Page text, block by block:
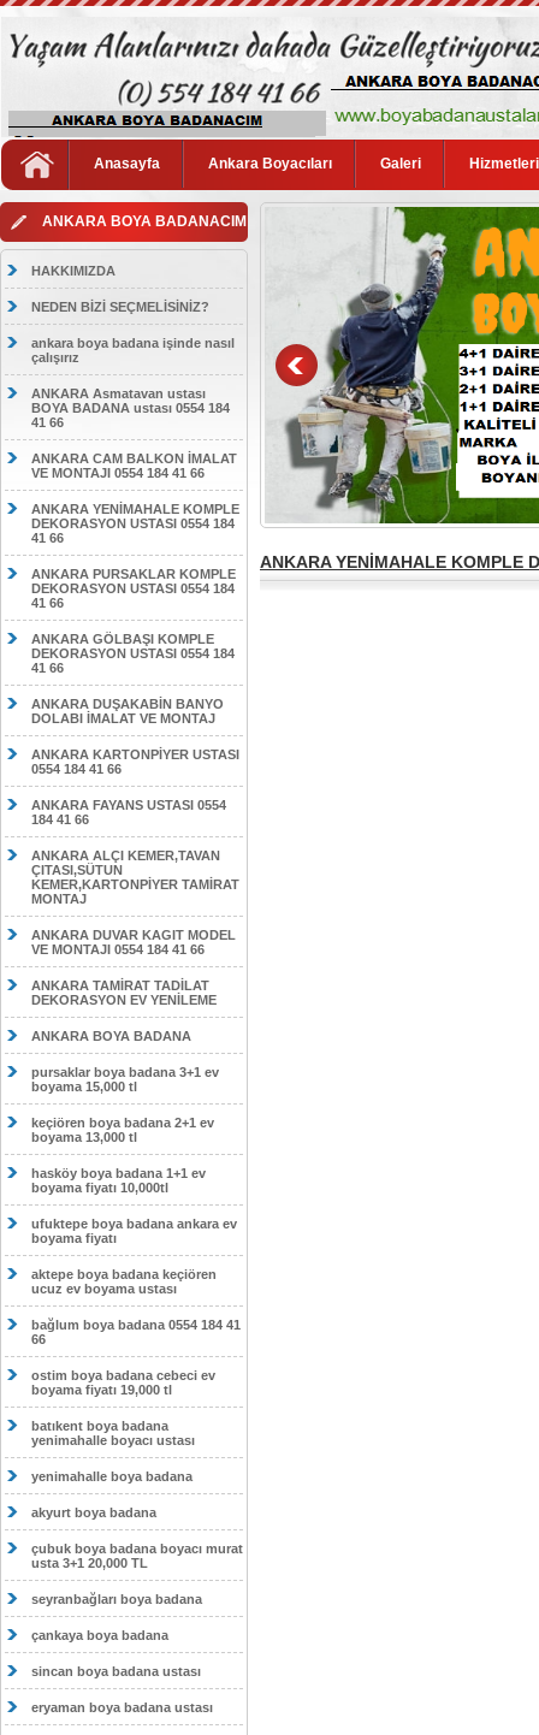
Anasayfa Ankara Boyacıları Galeri
ANKARA BOYA BADANACIM
HAKKIMIZDA
NEDEN BİZİ SEÇMELİSİNİZ?
ankara boya badana işinde nasıl
çalışırız
ANKARA Asmatavan ustası
BOYA BADANA ustası 0554 184
41 66
ANKARA CAM BALKON İMALAT
VE MONTAJI 0554 184 41 66
ANKARA YENİMAHALE KOMPLE
DEKORASYON USTASI 0554 184
41 66
ANKARA PURSAKLAR KOMPLE
DEKORASYON USTASI 0554 184
41 66
ANKARA GÖLBAŞI KOMPLE
DEKORASYON USTASI 0554 184
41 66
ANKARA DUŞAKABİN BANYO
DOLABI İMALAT VE MONTAJ
ANKARA KARTONPİYER USTASI
0554 184 41 66
ANKARA FAYANS USTASI 0554
184 41 66
ANKARA ALÇI KEMER,TAVAN
ÇITASI,SÜTUN
KEMER,KARTONPİYER TAMİRAT
MONTAJ
ANKARA DUVAR KAGIT MODEL
VE MONTAJI 0554 184 41 66
ANKARA TAMİRAT TADİLAT
DEKORASYON EV YENİLEME
ANKARA BOYA BADANA
pursaklar boya badana 3+1 ev
boyama 15,000 tl
keçiören boya badana 2+1 ev
boyama 13,000 tl
hasköy boya badana 1+1 ev
boyama fiyatı 10,000tl
ufuktepe boya badana ankara ev
boyama fiyatı
aktepe boya badana keçiören
ucuz ev boyama ustası
bağlum boya badana 0554 184 41
66
ostim boya badana cebeci ev
boyama fiyatı 19,000 tl
batıkent boya badana
yenimahalle boyacı ustası
yenimahalle boya badana
akyurt boya badana
çubuk boya badana boyacı murat
usta 3+1 20,000 TL
seyranbağları boya badana
çankaya boya badana
sincan boya badana ustası
eryaman boya badana ustası
ANKARA YENİMAHALE KOMPLE